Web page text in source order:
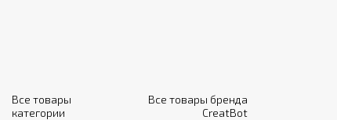
Все товары
категории
Все товары бренда
CreatBot